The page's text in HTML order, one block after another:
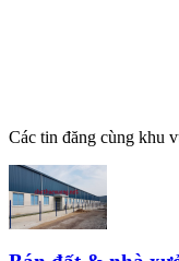
Các tin đăng cùng khu